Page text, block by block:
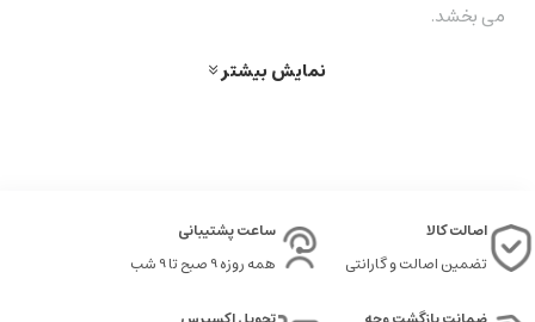
می بخشد.
با پیشرفت های مستمر در طراحی رایحه و بسته بندی های هنری،
معرفی برند کنزو (Kenzo)
برند کنزو (Kenzo) در سال 1970 توسط طراح ژاپنی، کنزو تاکادا، در
نمایش بیشتر
اصالت کالا
تضمین اصالت و گارانتی
ساعت پشتیبانی
همه روزه 9 صبح تا 9 شب